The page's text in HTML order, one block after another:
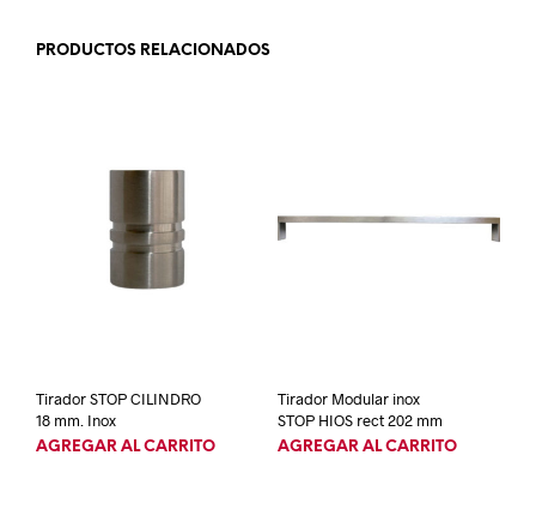
PRODUCTOS RELACIONADOS
Tirador STOP CILINDRO
18 mm. Inox
AGREGAR AL CARRITO
Tirador Modular inox
STOP HIOS rect 202 mm
AGREGAR AL CARRITO